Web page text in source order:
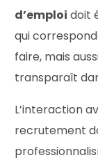
d’emploi doit
qui
faire, mais
transparaît
L’interaction
recrutement